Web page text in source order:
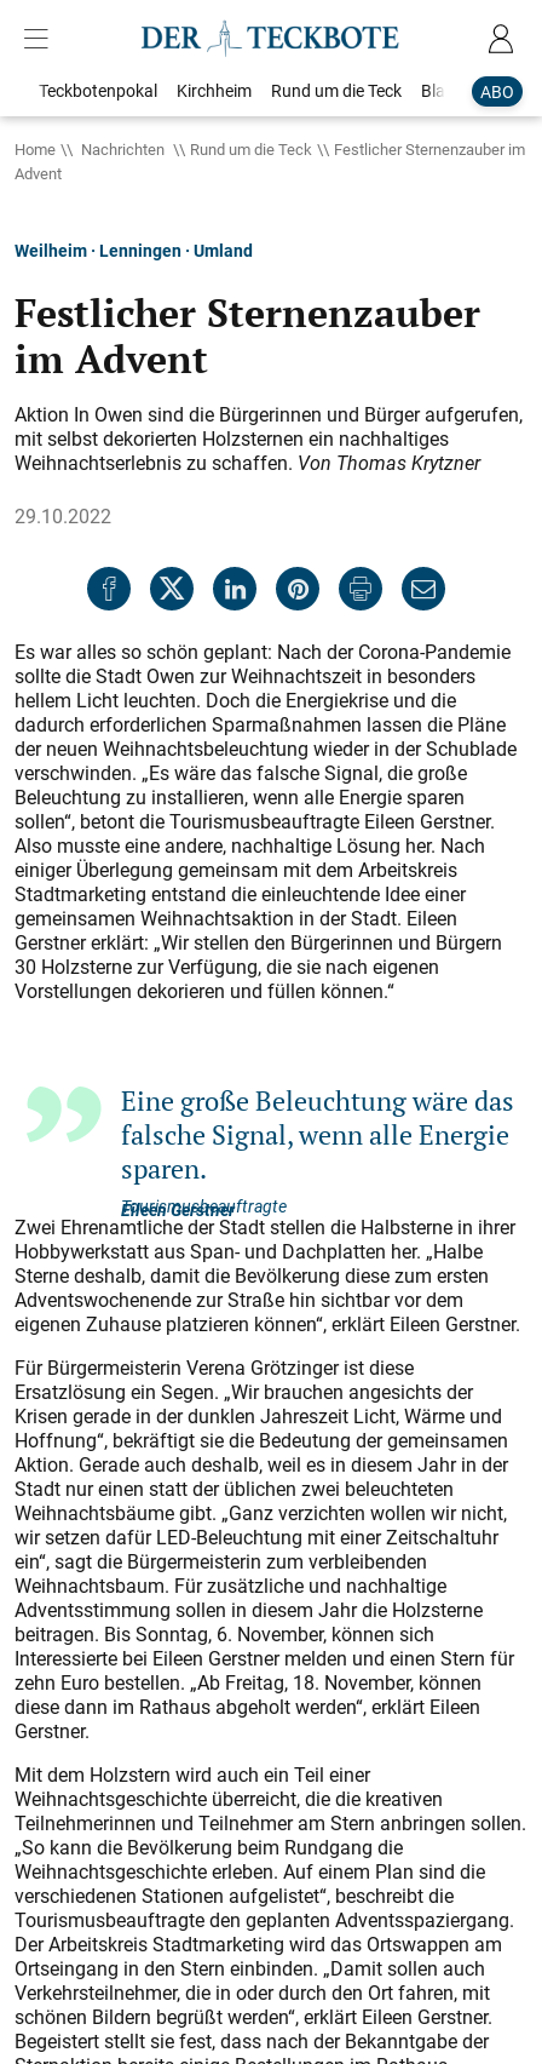
ABO
Teckbotenpokal Kirchheim Rund um die Teck Blaulicht
Home Nachrichten Rund um die Teck
Festlicher Sternenzauber im
Advent
Weilheim · Lenningen · Umland
Festlicher Sternenzauber
im Advent
Aktion In Owen sind die Bürgerinnen und Bürger aufgerufen,
mit selbst dekorierten Holzsternen ein nachhaltiges
Weihnachts­erlebnis zu schaffen. Von Thomas Krytzner
29.10.2022
Es war alles so schön geplant: Nach der Corona-Pandemie
sollte die Stadt Owen zur Weihnachtszeit in besonders
hellem Licht leuchten. Doch die Energiekrise und die
dadurch erforderlichen Sparmaßnahmen lassen die Pläne
der neuen Weihnachtsbeleuchtung wieder in der Schublade
verschwinden. „Es wäre das falsche Signal, die große
Beleuchtung zu installieren, wenn alle Energie sparen
sollen“, betont die Tourismusbeauftragte Eileen Gerstner.
Also musste eine andere, nachhaltige Lösung her. Nach
einiger Überlegung gemeinsam mit dem Arbeitskreis
Stadtmarketing entstand die einleuchtende Idee einer
gemeinsamen Weihnachtsaktion in der Stadt. Eileen
Gerstner erklärt: „Wir stellen den Bürgerinnen und Bürgern
30 Holzsterne zur Verfügung, die sie nach eigenen
Vorstellungen dekorieren und füllen können.“
Eine große Beleuchtung wäre das
falsche Signal, wenn alle Energie
sparen.
Eileen Gerstner
Tourismusbeauftragte
Zwei Ehrenamtliche der Stadt stellen die Halbsterne in ihrer
Hobbywerkstatt aus Span- und Dachplatten her. „Halbe
Sterne deshalb, damit die Bevölkerung diese zum ersten
Adventswochenende zur Straße hin sichtbar vor dem
eigenen Zuhause platzieren können“, erklärt Eileen Gerstner.
Für Bürgermeisterin Verena Grötzinger ist diese
Ersatzlösung ein Segen. „Wir brauchen angesichts der
Krisen gerade in der dunklen Jahreszeit Licht, Wärme und
Hoffnung“, bekräftigt sie die Bedeutung der gemeinsamen
Aktion. Gerade auch deshalb, weil es in diesem Jahr in der
Stadt nur einen statt der üblichen zwei beleuchteten
Weihnachtsbäume gibt. „Ganz verzichten wollen wir nicht,
wir setzen dafür LED-Beleuchtung mit einer Zeitschaltuhr
ein“, sagt die Bürgermeisterin zum verbleibenden
Weihnachtsbaum. Für zusätzliche und nachhaltige
Adventsstimmung sollen in diesem Jahr die Holzsterne
beitragen. Bis Sonntag, 6. November, können sich
Interessierte bei Eileen Gerstner melden und einen Stern für
zehn Euro bestellen. „Ab Freitag, 18. November, können
diese dann im Rathaus abgeholt werden“, erklärt Eileen
Gerstner.
Mit dem Holzstern wird auch ein Teil einer
Weihnachtsgeschichte überreicht, die die kreativen
Teilnehmerinnen und Teilnehmer am Stern anbringen sollen.
„So kann die Bevölkerung beim Rundgang die
Weihnachtsgeschichte erleben. Auf einem Plan sind die
verschiedenen Stationen aufgelistet“, beschreibt die
Tourismusbeauftragte den geplanten Adventsspaziergang.
Der Arbeitskreis Stadtmarketing wird das Ortswappen am
Ortseingang in den Stern einbinden. „Damit sollen auch
Verkehrsteilnehmer, die in oder durch den Ort fahren, mit
schönen Bildern begrüßt werden“, erklärt Eileen Gerstner.
Begeistert stellt sie fest, dass nach der Bekanntgabe der